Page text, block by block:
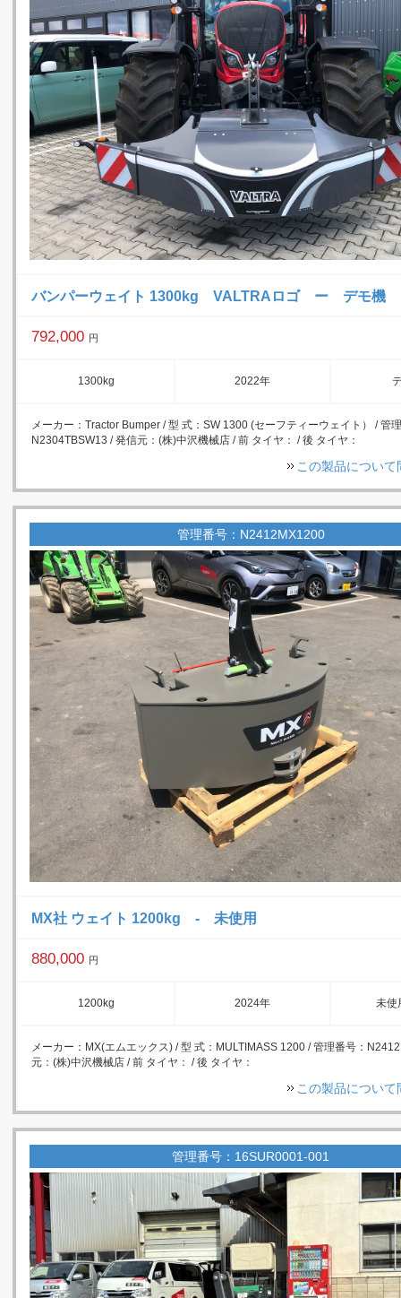
バンパーウェイト 1300kg VALTRAロゴ ー デモ機
792,000 円
1300kg 2022年
メーカー：Tractor Bumper / 型 式：SW 1300 (セーフティーウェイト） / 管
N2304TBSW13 / 発信元：(株)中沢機械店 / 前 タイヤ： / 後 タイヤ：
この製品につい
管理番号：N2412MX1200
MX社 ウェイト 1200kg - 未使用
880,000 円
1200kg 2024年 未使
メーカー：MX(エムエックス) / 型 式：MULTIMASS 1200 / 管理番号：
元：(株)中沢機械店 / 前 タイヤ： / 後 タイヤ：
この製品について
管理番号：16SUR0001-001